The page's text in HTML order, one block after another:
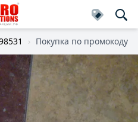
Покупка по промокоду